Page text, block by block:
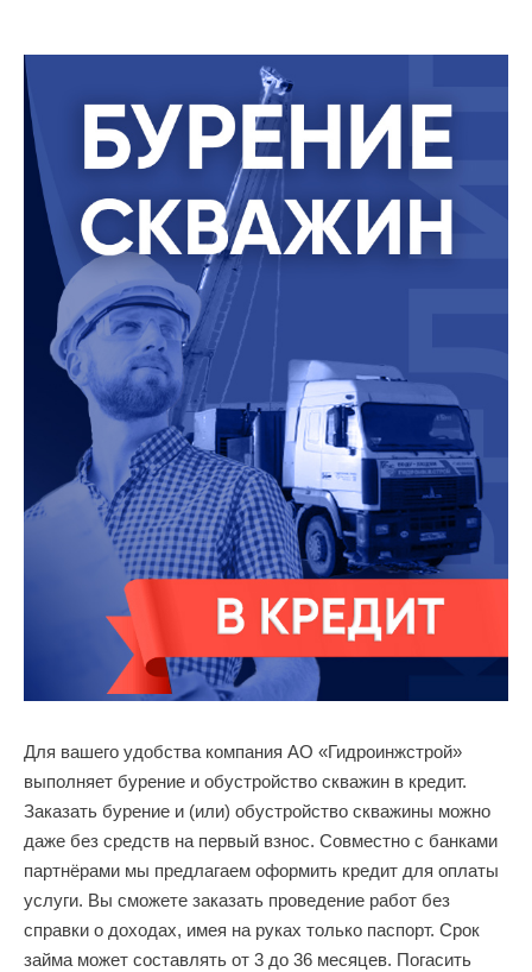
Для вашего удобства компания АО «Гидроинжстрой»
выполняет бурение и обустройство скважин в кредит.
Заказать бурение и (или) обустройство скважины можно
даже без средств на первый взнос. Совместно с банками
партнёрами мы предлагаем оформить кредит для оплаты
услуги. Вы сможете заказать проведение работ без
справки о доходах, имея на руках только паспорт. Срок
займа может составлять от 3 до 36 месяцев. Погасить